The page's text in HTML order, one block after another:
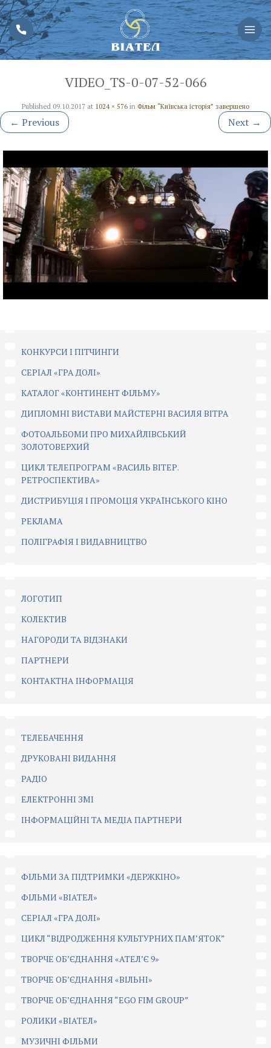
VIDEO_TS-0-07-52-066
Published 09.10.2017 at 1024 × 576 in Фільм “Київська історія” завершено
← Previous Next →
КОНКУРСИ І ПІТЧИНГИ
CЕРІАЛ «ГРА ДОЛІ»
КАТАЛОГ «КОНТИНЕНТ ФІЛЬМУ»
ДИПЛОМНІ ВИСТАВИ МАЙСТЕРНІ ВАСИЛЯ ВІТРА
ФОТОАЛЬБОМИ ПРО МИХАЙЛІВСЬКИЙ
ЗОЛОТОВЕРХИЙ
ЦИКЛ ТЕЛЕПРОГРАМ «ВАСИЛЬ ВІТЕР.
РЕТРОСПЕКТИВА»
ДИСТРИБУЦІЯ І ПРОМОЦІЯ УКРАЇНСЬКОГО КІНО
РЕКЛАМА
ПОЛІГРАФІЯ І ВИДАВНИЦТВО
ЛОГОТИП
КОЛЕКТИВ
НАГОРОДИ ТА ВІДЗНАКИ
ПАРТНЕРИ
КОНТАКТНА ІНФОРМАЦІЯ
ТЕЛЕБАЧЕННЯ
ДРУКОВАНІ ВИДАННЯ
РАДІО
ЕЛЕКТРОННІ ЗМІ
ІНФОРМАЦІЙНІ ТА МЕДІА ПАРТНЕРИ
ФІЛЬМИ ЗА ПІДТРИМКИ «ДЕРЖКІНО»
ФІЛЬМИ «ВІАТЕЛ»
СЕРІАЛ «ГРА ДОЛІ»
ЦИКЛ “ВІДРОДЖЕННЯ КУЛЬТУРНИХ ПАМ’ЯТОК”
ТВОРЧЕ ОБ’ЄДНАННЯ «АТЕЛ’Є 9»
ТВОРЧЕ ОБ’ЄДНАННЯ «ВІЛЬНІ»
ТВОРЧЕ ОБ’ЄДНАННЯ “EGO FIM GROUP”
РОЛИКИ «ВІАТЕЛ»
МУЗИЧНІ ФІЛЬМИ